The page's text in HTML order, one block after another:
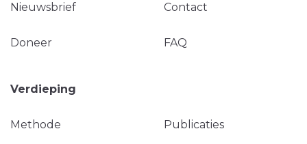
Nieuwsbrief Contact
Doneer FAQ
Verdieping
Methode Publicaties